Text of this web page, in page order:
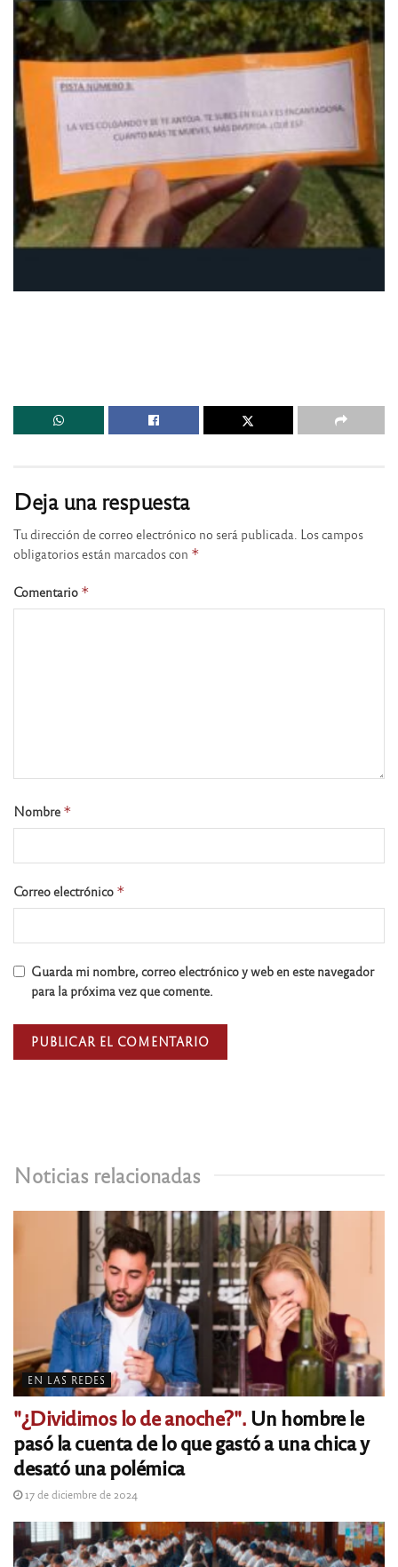
Noticias relacionadas
EN LAS REDES
"¿Dividimos lo de anoche?".Un hombre le
pasó la cuenta de lo que gastó a una chica y
desató una polémica
17 de diciembre de 2024
Deja una respuesta
Tu dirección de correo electrónico no será publicada. Los campos
obligatorios están marcados con *
Comentario *
Nombre *
Correo electrónico *
Guarda mi nombre, correo electrónico y web en este navegador
para la próxima vez que comente.